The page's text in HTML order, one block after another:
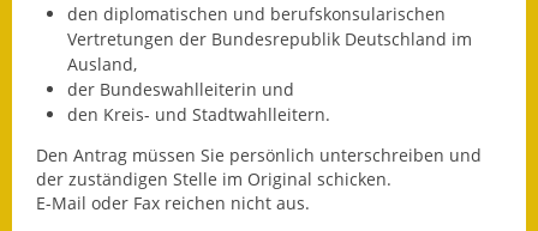
Sitzungsberichte 2015
Sitzungsberichte 2017
Sitzungsberichte 2018
den diplomatischen und berufskonsularischen
Vertretungen der Bundesrepublik Deutschland im
Ausland,
der Bundeswahlleiterin und
den Kreis- und Stadtwahlleitern.
Den Antrag müssen Sie persönlich unterschreiben und
der zuständigen Stelle im Original schicken.
E-Mail oder Fax reichen nicht aus.